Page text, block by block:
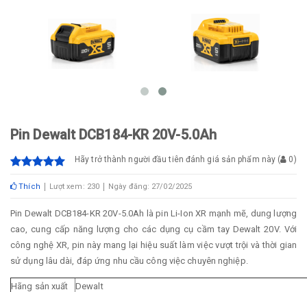
Pin Dewalt DCB184-KR 20V-5.0Ah
Hãy trở thành người đầu tiên đánh giá sản phẩm này ( 0)
Thích Lượt xem: 230 Ngày đăng: 27/02/2025
Pin Dewalt DCB184-KR 20V-5.0Ah là pin Li-Ion XR mạnh mẽ, dung lượng
cao, cung cấp năng lượng cho các dụng cụ cầm tay Dewalt 20V. Với
công nghệ XR, pin này mang lại hiệu suất làm việc vượt trội và thời gian
sử dụng lâu dài, đáp ứng nhu cầu công việc chuyên nghiệp.
Hãng sản xuất
Dewalt